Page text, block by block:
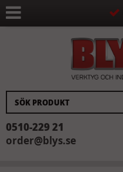
0510-229 21
order@blys.se